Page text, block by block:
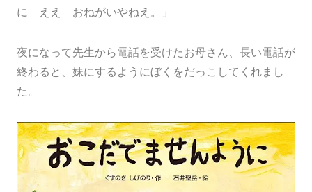
に ええ おねがいやねえ。」
夜になって先生から電話を受けたお母さん、長い電話が
終わると、妹にするようにぼくをだっこしてくれまし
た。